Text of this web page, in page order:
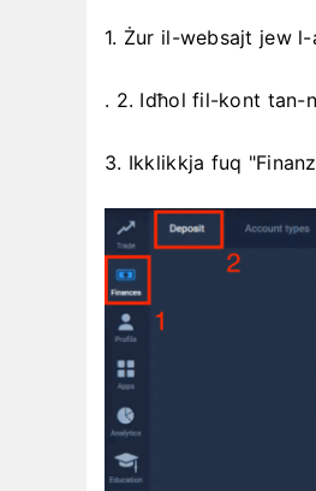
1. Żur il-websajt jew
. 2. Idħol fil-kont tan-
3. Ikklikkja fuq